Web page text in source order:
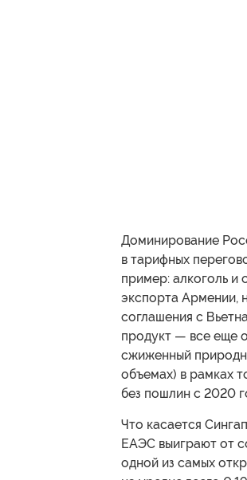
Доминирование
в тарифных
пример: алкоголь и
экспорта Армении,
соглашения с
продукт — все еще
сжиженный
объемах) в рамках
без пошлин с 2020
Что касается
ЕАЭС выиграют от
одной из самых